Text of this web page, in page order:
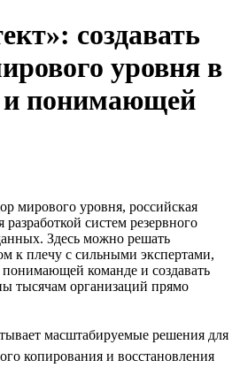
создавать
уровня в
и понимающей
мирового уровня, российская
систем резервного
Здесь можно решать
к плечу с сильными экспертами,
понимающей команде и создавать
тысячам организаций прямо
масштабируемые решения для
копирования и восстановления